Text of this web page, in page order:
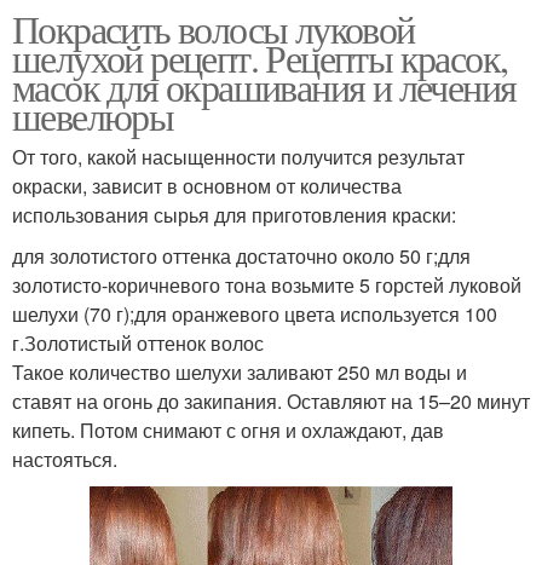
Покрасить волосы луковой
шелухой рецепт. Рецепты красок,
масок для окрашивания и лечения
шевелюры
От того, какой насыщенности получится результат
окраски, зависит в основном от количества
использования сырья для приготовления краски:
для золотистого оттенка достаточно около 50 г;для
золотисто-коричневого тона возьмите 5 горстей луковой
шелухи (70 г);для оранжевого цвета используется 100
г.Золотистый оттенок волос
Такое количество шелухи заливают 250 мл воды и
ставят на огонь до закипания. Оставляют на 15–20 минут
кипеть. Потом снимают с огня и охлаждают, дав
настояться.